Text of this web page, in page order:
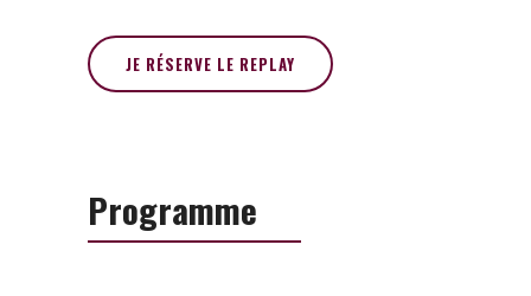
JE RÉSERVE LE REPLAY
Programme